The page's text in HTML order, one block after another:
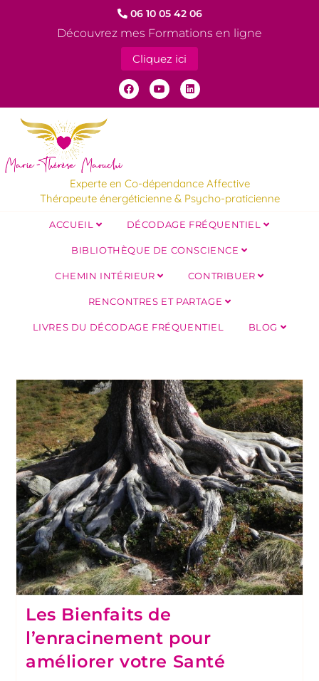
06 10 05 42 06
Découvrez mes Formations en ligne
Cliquez ici
Experte en Co-dépendance Affective
Thérapeute énergéticienne & Psycho-praticienne
ACCUEIL DÉCODAGE FRÉQUENTIEL
BIBLIOTHÈQUE DE CONSCIENCE
CHEMIN INTÉRIEUR CONTRIBUER
RENCONTRES ET PARTAGE
LIVRES DU DÉCODAGE FRÉQUENTIEL BLOG
Les Bienfaits de
l’enracinement pour
améliorer votre Santé